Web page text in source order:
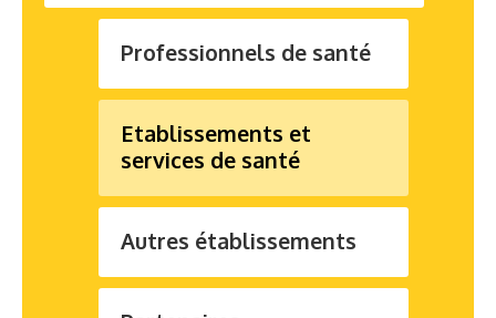
Professionnels de santé
Etablissements et
services de santé
Autres établissements